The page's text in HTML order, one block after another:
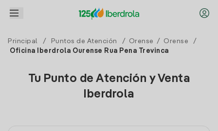
Principal / Puntos de Atención / Orense / Orense
/
Oficina Iberdrola Ourense Rua Pena Trevinca
Tu Punto de Atención y Venta
Iberdrola